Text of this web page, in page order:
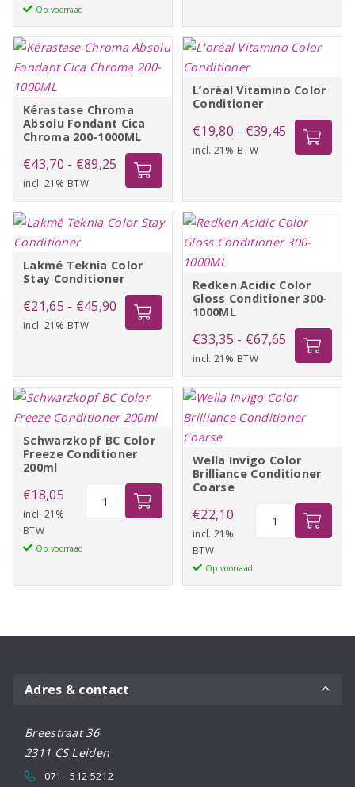
Op voorraad
Rich
Conditioner
aantal
€35,95
Kérastase Chroma
Absolu Fondant Cica
Chroma 200-1000ML
€43,70 - €89,25 Prijsklasse:
€43,70
tot
€89,25
incl. 21% BTW
L’oréal Vitamino Color
Conditioner
€19,80 - €39,45 Prijsklasse:
€19,80
incl. 21% BTW
Lakmé Teknia Color
Stay Conditioner
€21,65 - €45,90 Prijsklasse:
€21,65
incl. 21% BTW
Redken Acidic Color
Gloss Conditioner 300-
1000ML
€33,35 - €67,65 Prijsklasse:
€33,35
tot
€67,65
incl. 21% BTW
Schwarzkopf BC Color
Freeze Conditioner
200ml
€18,05
incl. 21%
BTW
Op voorraad
Schwarzkopf
Wella Invigo Color
Brilliance Conditioner
Coarse
€22,10
incl. 21%
BTW
Op voorraad
Adres & contact
Breestraat 36
2311 CS Leiden
071 - 512 5212